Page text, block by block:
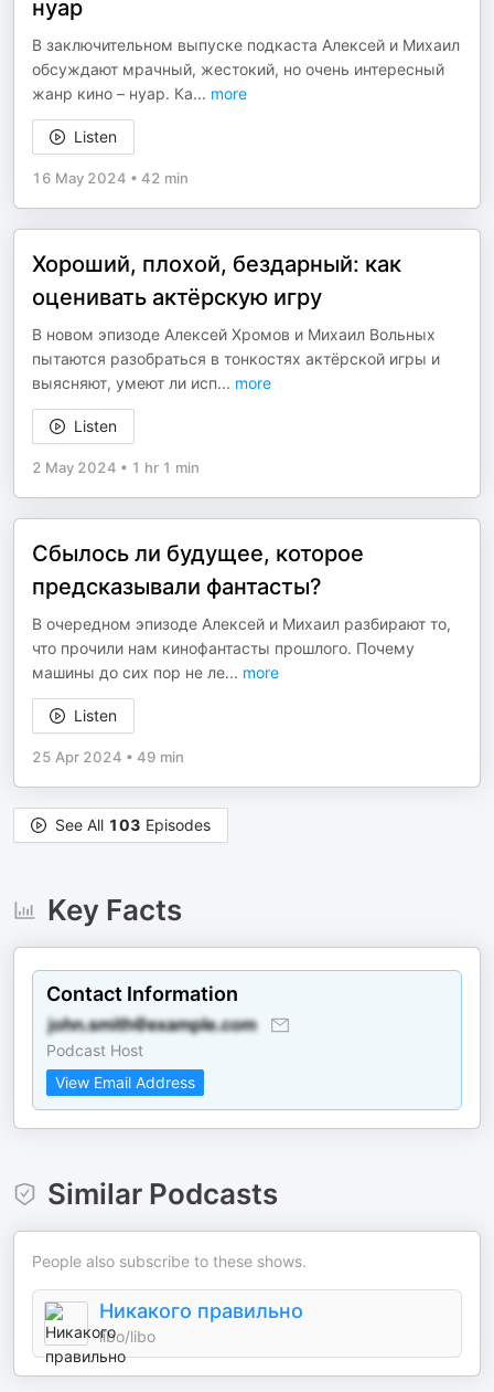
нуар
В заключительном выпуске подкаста Алексей и Михаил
обсуждают мрачный, жестокий, но очень интересный
жанр кино – нуар. Ка... more
Listen
16 May 2024 • 42 min
Хороший, плохой, бездарный: как
оценивать актёрскую игру
В новом эпизоде Алексей Хромов и Михаил Вольных
пытаются разобраться в тонкостях актёрской игры и
выясняют, умеют ли исп... more
Listen
2 May 2024 • 1 hr 1 min
Сбылось ли будущее, которое
предсказывали фантасты?
В очередном эпизоде Алексей и Михаил разбирают то,
что прочили нам кинофантасты прошлого. Почему
машины до сих пор не ле... more
Listen
25 Apr 2024 • 49 min
See All 103 Episodes
Key Facts
Contact Information
Podcast Host
View Email Address
Similar Podcasts
People also subscribe to these shows.
Никакого правильно
libo/libo